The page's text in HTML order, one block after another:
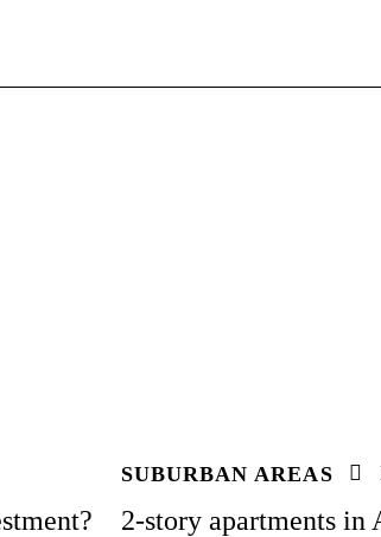
SUBURBAN AREAS
2-story apartments in